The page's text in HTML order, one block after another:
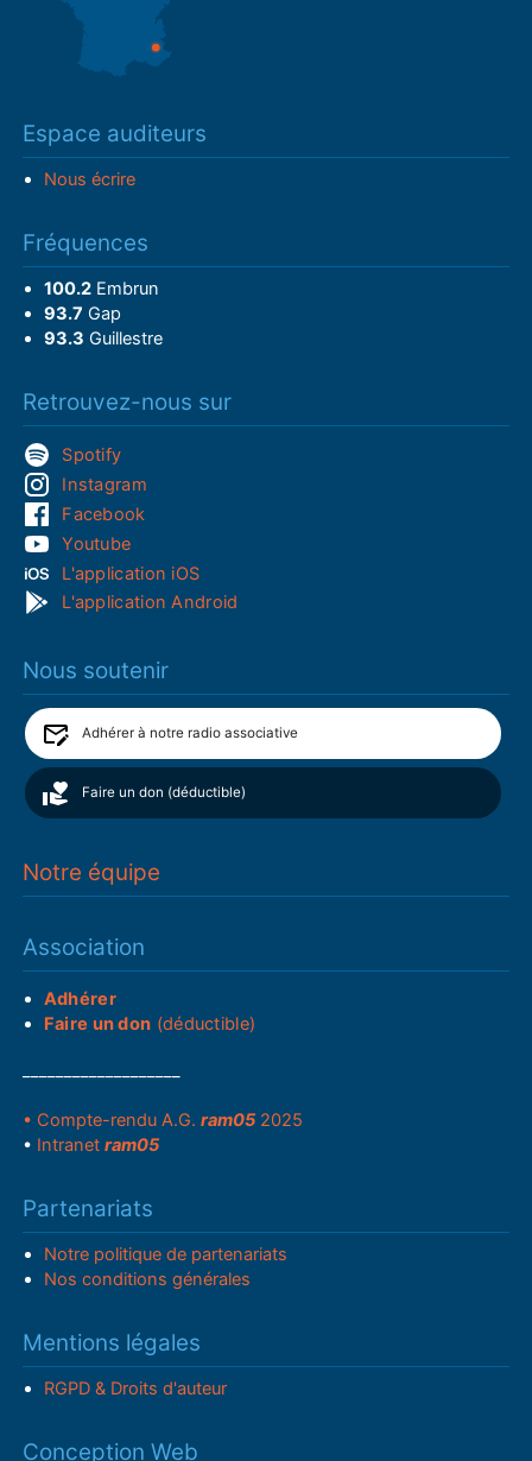
Espace auditeurs
Nous écrire
Fréquences
100.2Embrun
93.7 Gap
93.3 Guillestre
Retrouvez-nous sur
Spotify
Instagram
Facebook
Youtube
L'application iOS
L'application Android
Nous soutenir
Adhérer à notre radio associative
Faire un don (déductible)
Notre équipe
Association
Adhérer
Faire un don (déductible)
• Compte-rendu A.G.ram05 2025
• Intranetram05
Partenariats
Notre politique de partenariats
Nos conditions générales
Mentions légales
RGPD & Droits d'auteur
Conception Web